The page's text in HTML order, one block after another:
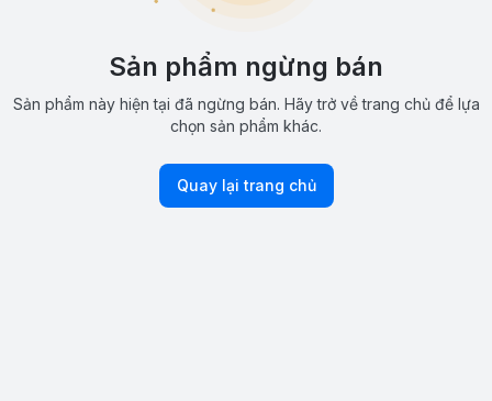
Sản phẩm ngừng bán
Sản phẩm này hiện tại đã ngừng bán. Hãy trở về trang chủ để lựa
chọn sản phẩm khác.
Quay lại trang chủ